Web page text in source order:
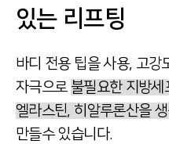
있는 리프팅
바디 전용 팁을 사용, 고강
자극으로 불필요한 지방세
엘라스틴, 히알루론산을
만들수 있습니다.